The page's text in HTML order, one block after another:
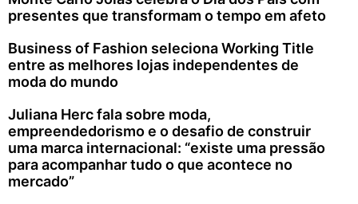
presentes que transformam o tempo em afeto
Business of Fashion seleciona Working Title
entre as melhores lojas independentes de
moda do mundo
Juliana Herc fala sobre moda,
empreendedorismo e o desafio de construir
uma marca internacional: “existe uma pressão
para acompanhar tudo o que acontece no
mercado”